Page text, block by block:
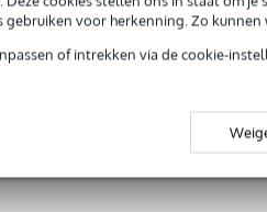
gebruiken voor herkenning. Zo
of intrekken via de cookie-
Garantie.